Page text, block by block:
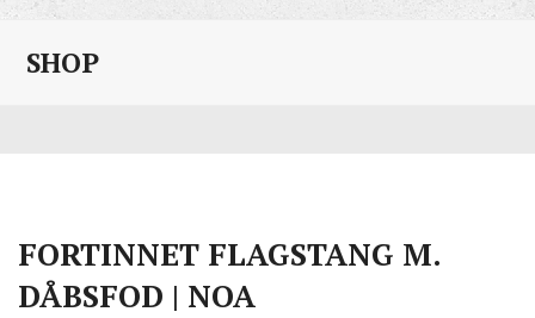
SHOP
FORTINNET FLAGSTANG M.
DÅBSFOD | NOA